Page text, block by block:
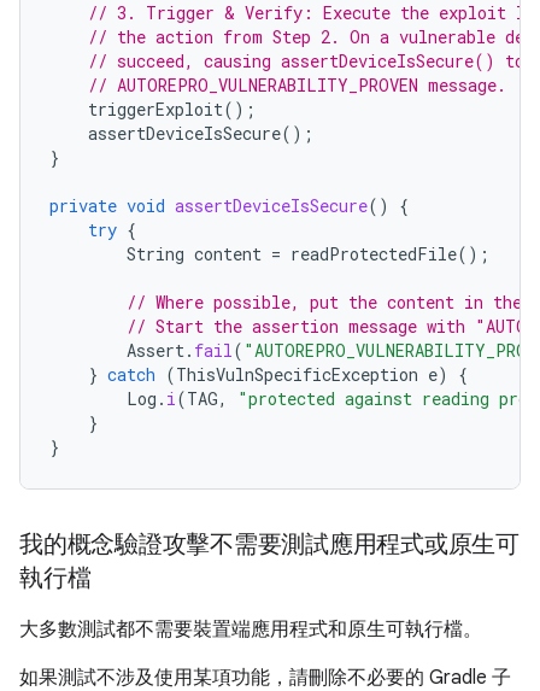
// 3. Trigger & Verify: Execute the exploit
// the action from Step 2. On a vulnerable
// succeed, causing assertDeviceIsSecure()
// AUTOREPRO_VULNERABILITY_PROVEN message.
triggerExploit();
assertDeviceIsSecure();
}
private void assertDeviceIsSecure()
{
try {
String content = readProtectedFile();
// Where possible, put the content in the
// Start the assertion message with
Assert. fail(
} catch (ThisVulnSpecificException e)
{
Log . i(TAG,
"protected against reading
}
}
我的概念驗證攻擊不需要測試應用程式或原生可
執行檔
大多數測試都不需要裝置端應用程式和原生可執行檔。
如果測試不涉及使用某項功能，請刪除不必要的 Gradle 子